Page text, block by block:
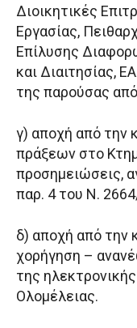
Διοικητικές
Εργασίας,
Επίλυσης
και Διαιτησίας,
της παρούσας
γ) αποχή από την
πράξεων στο
προσημειώσεις,
παρ. 4 του Ν.
δ) αποχή από την
χορήγηση –
της
Ολομέλειας.